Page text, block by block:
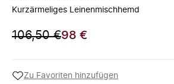
Kurzärmeliges Leinenmischhemd
106,50 €98 €
Zu Favoriten hinzufügen